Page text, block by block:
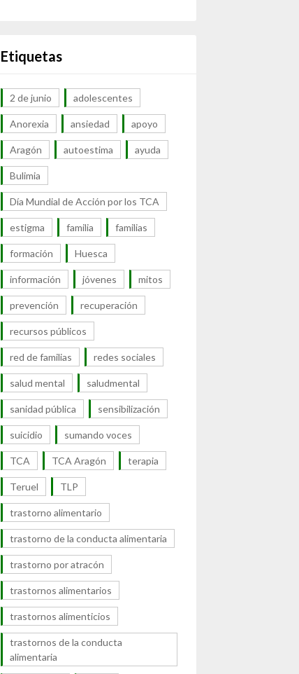
Etiquetas
2 de junio adolescentes
Anorexia ansiedad apoyo
Aragón autoestima ayuda
Bulimia
Día Mundial de Acción por los TCA
estigma familia familias
formación Huesca
información jóvenes mitos
prevención recuperación
recursos públicos
red de familias redes sociales
salud mental saludmental
sanidad pública sensibilización
suicidio sumando voces
TCA TCA Aragón terapia
Teruel TLP
trastorno alimentario
trastorno de la conducta alimentaria
trastorno por atracón
trastornos alimentarios
trastornos alimenticios
trastornos de la conducta
alimentaria